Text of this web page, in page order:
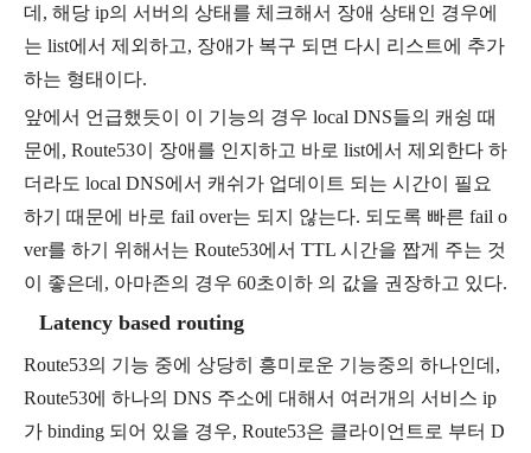
데 , 해당 ip의 서버의 상태를 체크해서 장애 상태인 경우에
는 list에서 제외하고, 장애가 복구 되면 다시 리스트에 추가
하는 형태이다.
앞에서 언급했듯이 이 기능의 경우 local DNS들의 캐슁 때
문에 , Route53이 장애를 인지하고 바로 list에서 제외한다 하
더라도 local DNS에서 캐쉬가 업데이트 되는 시간이 필요
하기 때문에 바로 fail over는 되지 않는다. 되도록 빠른 fail o
ver를 하기 위해서는 Route53에서 TTL 시간을 짭게 주는 것
이 좋은데 , 아마존의 경우 60초이하 의 값을 권장하고 있다.
Latency based routing
Route53의 기능 중에 상당히 흥미로운 기능중의 하나인데 ,
Route53에 하나의 DNS 주소에 대해서 여러개의 서비스 ip
가 binding 되어 있을 경우, Route53은 클라이언트로 부터 D